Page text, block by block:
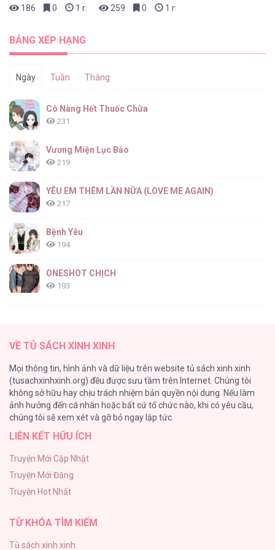
186
0 1 ngày trước
259
0 1 ngày trước
BẢNG XẾP HẠNG
Ngày Tuần Tháng
Cô Nàng Hết Thuốc Chữa
231
Vương Miện Lục Bảo
219
YÊU EM THÊM LẦN NỮA (LOVE ME AGAIN)
217
Bệnh Yêu
194
ONESHOT CHỊCH
193
184
Cuộc Sống Sung Sướng Trong Tù
140
Đứa Nhỏ Không Phải Là Con Anh
Mùa Xuân Hoa Nở
104
VỀ TỦ SÁCH XINH XINH
Mọi thông tin, hình ảnh và dữ liệu trên website tủ sách xinh xinh
(tusachxinhxinh.org) đều được sưu tầm trên Internet. Chúng tôi
không sở hữu hay chịu trách nhiệm bản quyền nội dung. Nếu làm
ảnh hưởng đến cá nhân hoặc bất cứ tổ chức nào, khi có yêu cầu,
chúng tôi sẽ xem xét và gỡ bỏ ngay lập tức.
LIÊN KẾT HỮU ÍCH
Truyện Mới Cập Nhật
Truyện Mới Đăng
Truyện Hot Nhất
TỪ KHÓA TÌM KIẾM
Tủ sách xinh xinh